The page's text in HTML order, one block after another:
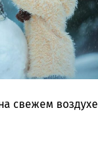
свежем воздухе